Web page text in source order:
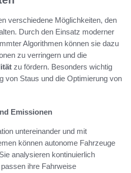
verschiedene Möglichkeiten, den
Durch den Einsatz moderner
Algorithmen können sie dazu
zu verringern und die
zu fördern. Besonders wichtig
von Staus und die Optimierung von
Emissionen
untereinander und mit
können autonome Fahrzeuge
analysieren kontinuierlich
ihre Fahrweise